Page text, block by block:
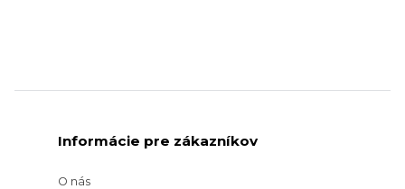
Informácie pre zákazníkov
O nás